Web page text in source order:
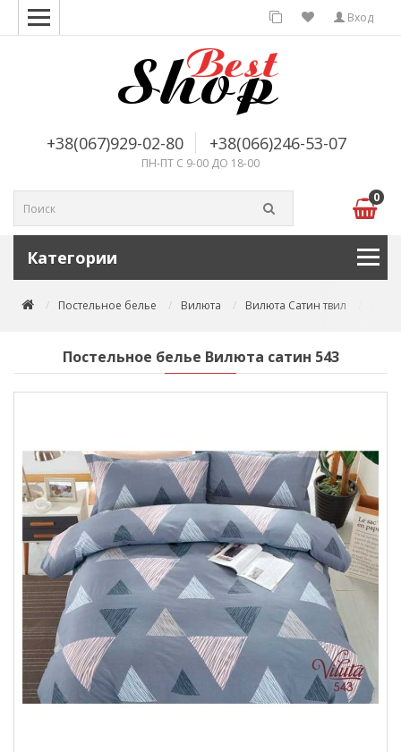
Вход
+38(067)929-02-80 +38(066)246-53-07
ПН-ПТ С 9-00 ДО 18-00
0
Категории
Постельное белье Вилюта Вилюта Сатин твил
Постельное белье Вилюта сатин 543